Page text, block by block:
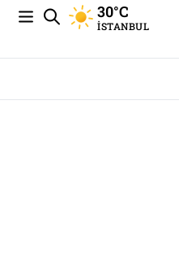
30°C
İSTANBUL